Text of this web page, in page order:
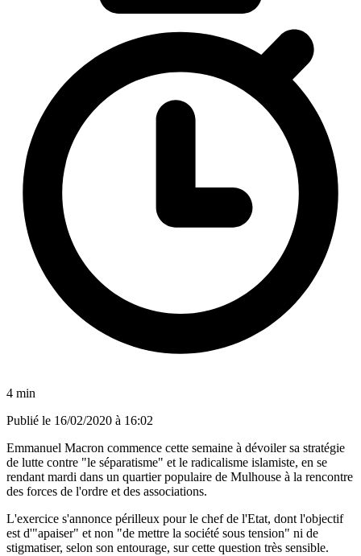
4 min
Publié le 16/02/2020 à 16:02
Emmanuel Macron commence cette semaine à dévoiler sa stratégie
de lutte contre "le séparatisme" et le radicalisme islamiste, en se
rendant mardi dans un quartier populaire de Mulhouse à la rencontre
des forces de l'ordre et des associations.
L'exercice s'annonce périlleux pour le chef de l'Etat, dont l'objectif
est d'"apaiser" et non "de mettre la société sous tension" ni de
stigmatiser, selon son entourage, sur cette question très sensible.